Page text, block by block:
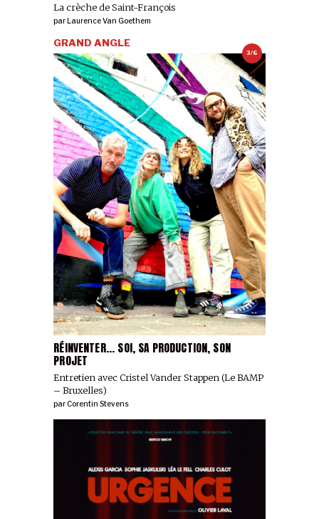
La crèche de Saint-François
parLaurence Van Goethem
3/6
RÉINVENTER... SOI, SA PRODUCTION, SON
PROJET
Entretien avec Cristel Vander Stappen (Le BAMP
– Bruxelles)
GRAND ANGLE
parCorentin Stevens